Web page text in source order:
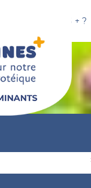
CAP PROTÉINES + ?